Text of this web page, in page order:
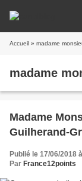
Accueil » madame
madame
Madame
Guilherand-
Publié le 17/06/2018
Par France12points